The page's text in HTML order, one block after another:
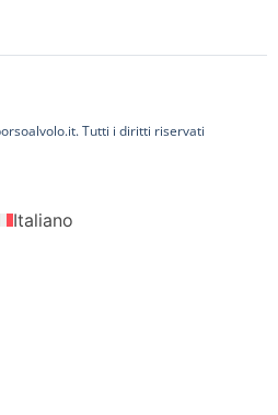
Tutti i diritti riservati
Italiano